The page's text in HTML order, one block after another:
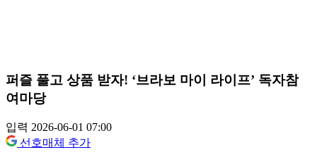
퍼즐 풀고 상품 받자! ‘브라보 마이 라이프’ 독자참
여마당
입력 2026-06-01 07:00
선호매체 추가